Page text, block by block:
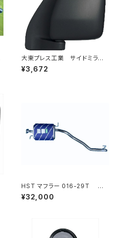
大東プレス工業 サイドミラー/
バックミラーダイハツ ハイゼッ
トカーゴ 左 06年～ DI-64
¥3,672
HST マフラー 016-29T コ
モ JVR2E26 イスズ 本体オー
ルステンレス 車検対応 純正同
¥32,000